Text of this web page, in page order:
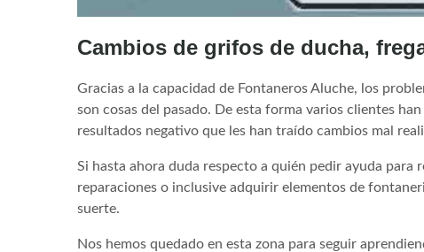
Cambios de grifos de ducha,
Gracias a la capacidad de Fontaneros Aluche, los
son cosas del pasado. De esta forma varios clientes
resultados negativo que les han traído cambios mal
Si hasta ahora duda respecto a quién pedir ayuda
reparaciones o inclusive adquirir elementos de
suerte.
Nos hemos quedado en esta zona para seguir